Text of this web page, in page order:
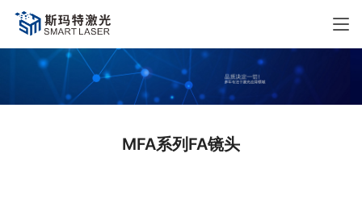
MFA系列FA镜头